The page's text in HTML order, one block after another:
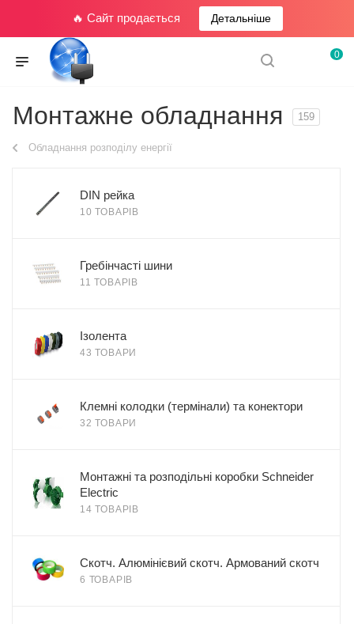
🔥 Сайт продається Детальніше
0
Монтажне обладнання 159
Обладнання розподілу енергії
DIN рейка
10 ТОВАРІВ
Гребінчасті шини
11 ТОВАРІВ
Ізолента
43 ТОВАРИ
Клемні колодки (термінали) та конектори
32 ТОВАРИ
Монтажні та розподільні коробки Schneider
Electric
14 ТОВАРІВ
Скотч. Алюмінієвий скотч. Армований скотч
6 ТОВАРІВ